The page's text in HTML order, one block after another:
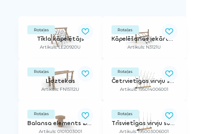
Rotaļas
Tīkla kāpelētājs
Artikuls: LE20920U
Rotaļas
Kāpelēšanas iekārta ar virvēm
Artikuls: N3121U
Rotaļas
Līdztekas
Artikuls: FN15112U
Rotaļas
Četrvietīgas virvju šūpoles (bez balstiem)
Artikuls: 195014006001
Rotaļas
Balansa elements Ø24cm
Artikuls: 0101003001
Rotaļas
Trīsvietīgas virvju šūpoles (bez balstiem)
Artikuls: 195003006001